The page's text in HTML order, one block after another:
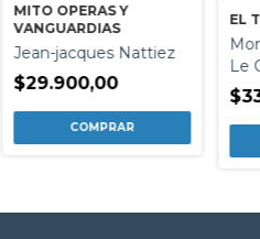
MITO OPERAS Y
VANGUARDIAS
Jean-jacques Nattiez
$29.900,00
EL
Le